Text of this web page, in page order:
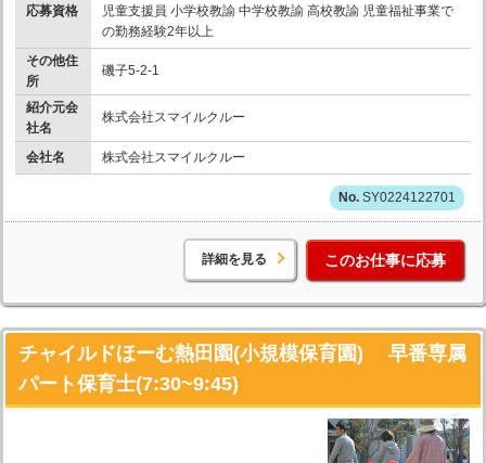
応募資格
児童支援員 小学校教諭 中学校教諭 高校教諭 児童福祉事業で
の勤務経験2年以上
その他住
所
磯子5-2-1
紹介元会
社名
株式会社スマイルクルー
会社名 株式会社スマイルクルー
SY0224122701
詳細を見る このお仕事に応募
チャイルドほーむ熱田園(小規模保育園) 早番専属
パート保育士(7:30~9:45)